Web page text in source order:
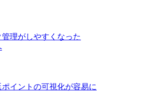
理がしやすくなった
イントの可視化が容易に